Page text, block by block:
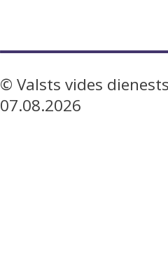
© Valsts vides
07.08.2026